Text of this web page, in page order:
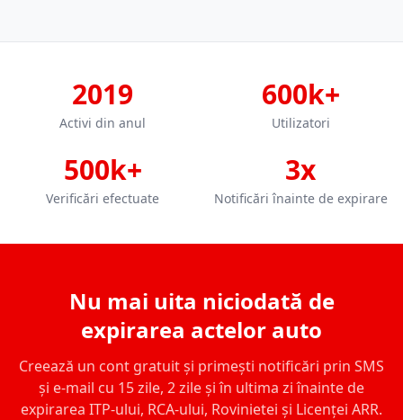
2019
Activi din anul
600k+
Utilizatori
500k+
Verificări efectuate
3x
Notificări înainte de expirare
Nu mai uita niciodată de
expirarea actelor auto
Creează un cont gratuit și primești notificări prin SMS
și e-mail cu 15 zile, 2 zile și în ultima zi înainte de
expirarea ITP-ului, RCA-ului, Rovinietei și Licenței ARR.